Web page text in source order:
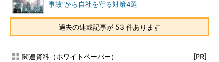
事故”から自社を守る対策4選
過去の連載記事が 53 件あります
関連資料（ホワイトペーパー） [PR]